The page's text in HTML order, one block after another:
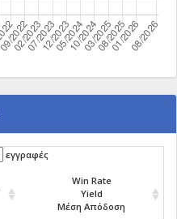
εγγραφές
Win Rate
Yield
Μέση Απόδοση